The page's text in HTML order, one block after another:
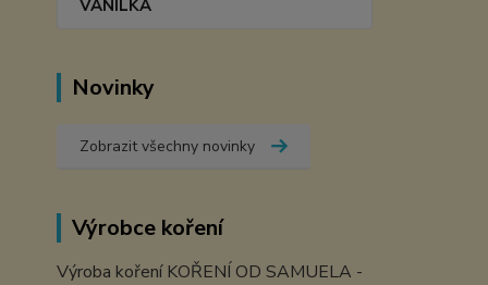
VANILKA
Novinky
Zobrazit všechny novinky
Výrobce koření
Výroba koření KOŘENÍ OD SAMUELA -